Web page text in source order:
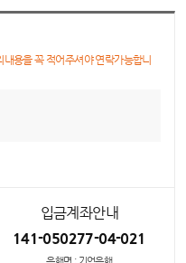
용을 꼭 적어주셔야 연락가능합니
입금계좌안내
141-050277-04-021